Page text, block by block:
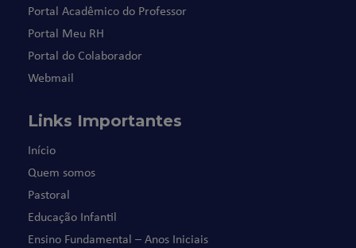
Portal Acadêmico do Professor
Portal Meu RH
Portal do Colaborador
Webmail
Links Importantes
Início
Quem somos
Pastoral
Educação Infantil
Ensino Fundamental – Anos Iniciais